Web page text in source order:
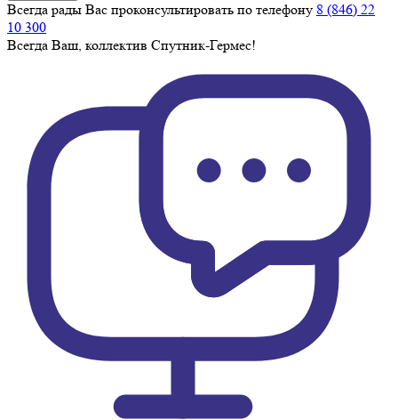
Всегда рады Вас проконсультировать по телефону 8 (846) 22
10 300
Всегда Ваш, коллектив Спутник-Гермес!